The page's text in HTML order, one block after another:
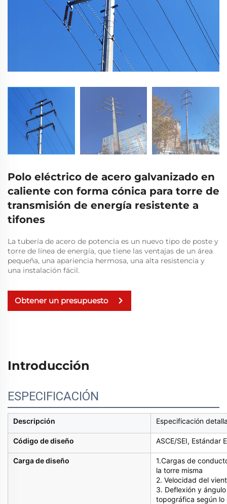
Polo eléctrico de acero galvanizado en
caliente con forma cónica para torre de
transmisión de energía resistente a
tifones
La tubería de acero de potencia es un nuevo tipo de poste y
torre de línea de energía, que tiene las ventajas de un área
pequeña, una apariencia hermosa, una alta resistencia y
una instalación fácil.
Obtener un presupuesto
Introducción
ESPECIFICACIÓN
Descripción Especificación
Código de diseño ASCE/SEI, Estándar
Carga de diseño
1.Cargas de
la torre misma
2. Velocidad del
3. Deflexión y
topográfica según